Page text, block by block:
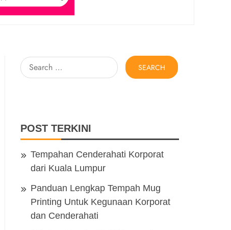
Search
for:
POST TERKINI
Tempahan Cenderahati Korporat
dari Kuala Lumpur
Panduan Lengkap Tempah Mug
Printing Untuk Kegunaan Korporat
dan Cenderahati